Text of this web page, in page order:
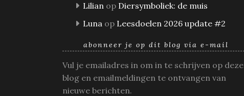
Lilian op Diersymboliek: de muis
Luna op Leesdoelen 2026 update #2
abonneer je op dit blog via e-mail
Vul je emailadres in om in te schrijven op deze
blog en emailmeldingen te ontvangen van
nieuwe berichten.